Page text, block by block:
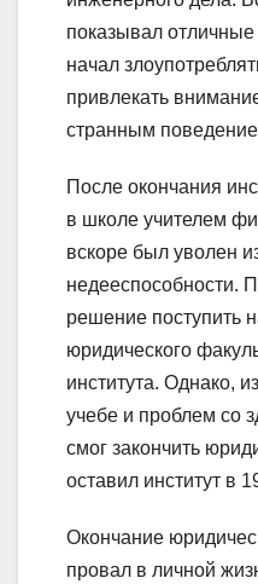
показывал отличные
начал
привлекать
странным
После окончания
в школе учителем
вскоре был уволен
недееспособности.
решение поступить
юридического
института. Однако,
учебе и проблем со
смог закончить
оставил институт в
Окончание
провал в личной